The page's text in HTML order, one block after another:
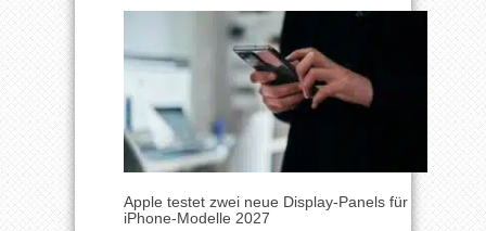
Apple testet zwei neue Display-Panels für
iPhone-Modelle 2027